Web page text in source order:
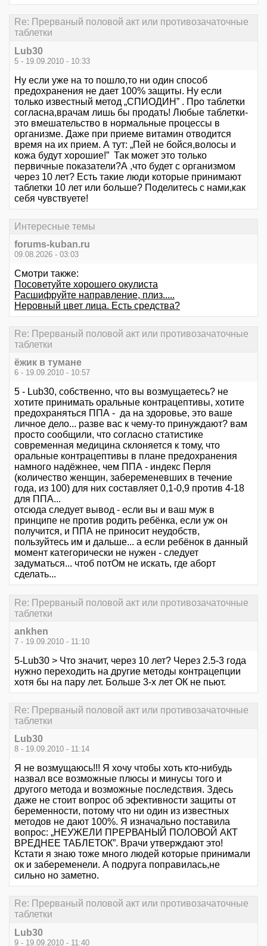
Re: Прерваный половой акт или противозачаточные
таблетки
Lub30
5 - 19.09.2010 - 10:33
Ну если уже на то пошло,то ни один способ
предохранения не дает 100% защиты. Ну если
только известный метод „СПИОДИН” . Про таблетки
согласна,врачам лишь бы продать! Любые таблетки-
это вмешательство в нормальные процессы в
организме. Даже при приеме витамин отводится
время на их прием. А тут: „Пей не бойся,волосы и
кожа будут хорошие!” Так может это только
первичные показатели?А ,что будет с организмом
через 10 лет? Есть такие люди которые принимают
таблетки 10 лет или больше? Поделитесь с нами,как
себя чувствуете!
Интересные темы
forums-kuban.ru
09.08.2026 - 03:03
Смотри также:
Посоветуйте хорошего окулиста
Расшифруйте направление, плиз.....
Неровный цвет лица. Есть средства?
Re: Прерваный половой акт или противозачаточные
таблетки
ёжик в тумане
6 - 19.09.2010 - 10:57
5 - Lub30, собственно, что вы возмущаетесь? не
хотите принимать оральные контрацептивы, хотите
предохраняться ППА - да на здоровье, это ваше
личное дело... разве вас к чему-то принуждают? вам
просто сообщили, что согласно статистике
современная медицина склоняется к тому, что
оральные контрацептивы в плане предохранения
намного надёжнее, чем ППА - индекс Перля
(количество женщин, забеременевших в течение
года, из 100) для них составляет 0,1-0,9 против 4-18
для ППА...
отсюда следует вывод - если вы и ваш муж в
принципе не против родить ребёнка, если уж он
получится, и ППА не приносит неудобств,
пользуйтесь им и дальше... а если ребёнок в данный
момент категорически не нужен - следует
задуматься... чтоб потОм не искать, где аборт
сделать...
Re: Прерваный половой акт или противозачаточные
таблетки
ankhen
7 - 19.09.2010 - 11:10
5-Lub30 > Что значит, через 10 лет? Через 2.5-3 года
нужно переходить на другие методы контрацепции
хотя бы на пару лет. Больше 3-х лет ОК не пьют.
Re: Прерваный половой акт или противозачаточные
таблетки
Lub30
8 - 19.09.2010 - 11:14
Я не возмущаюсь!!! Я хочу чтобы хоть кто-нибудь
назвал все возможные плюсы и минусы того и
другого метода и возможные последствия. Здесь
даже не стоит вопрос об эфективности защиты от
беременности, потому что ни один из известных
методов не дают 100%. Я изначально поставила
вопрос: „НЕУЖЕЛИ ПРЕРВАНЫЙ ПОЛОВОЙ АКТ
ВРЕДНЕЕ ТАБЛЕТОК”. Врачи утверждают это!
Кстати я знаю тоже много людей которые принимали
ок и забеременели. А подруга поправилась,не
сильно но заметно.
Re: Прерваный половой акт или противозачаточные
таблетки
Lub30
9 - 19.09.2010 - 11:40